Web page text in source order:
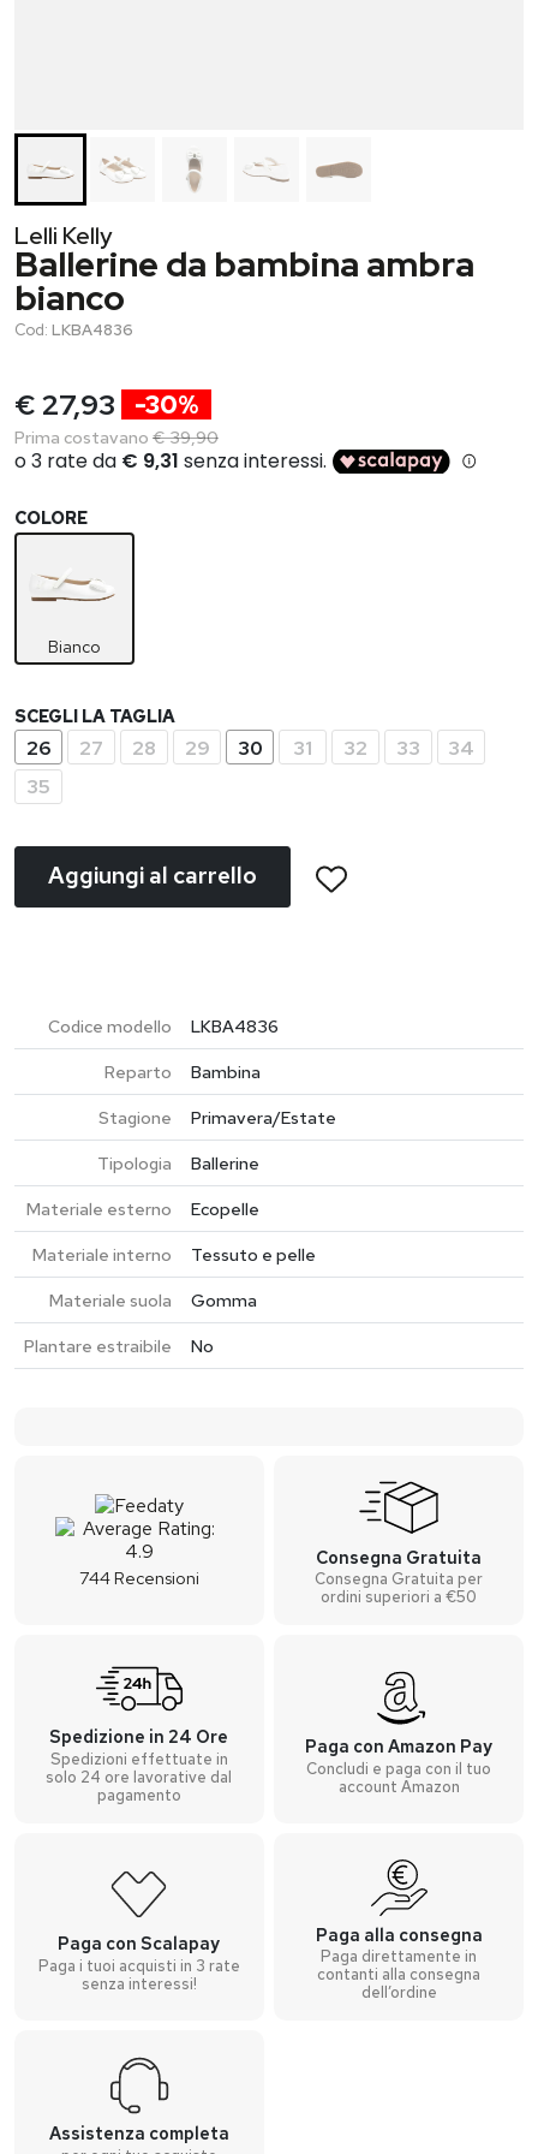
Lelli Kelly
Ballerine da bambina ambra
bianco
Cod: LKBA4836
€ 27,93 -30%
Prima costavano € 39,90
COLORE
Bianco
SCEGLI LA TAGLIA
26 27 28 29 30 31 32 33
34
35
Aggiungi al carrello
Codice modello
LKBA4836
Reparto
Bambina
Stagione
Primavera/Estate
Tipologia
Ballerine
Materiale esterno
Ecopelle
Materiale interno
Tessuto e pelle
Materiale suola
Gomma
Plantare estraibile
No
744Recensioni
Consegna Gratuita
Consegna Gratuita per
ordini superiori a €50
Spedizione in 24 Ore
Spedizioni effettuate in
solo 24 ore lavorative dal
pagamento
Paga con Amazon Pay
Concludi e paga con il tuo
account Amazon
Paga con Scalapay
Paga i tuoi acquisti in 3 rate
senza interessi!
Paga alla consegna
Paga direttamente in
contanti alla consegna
dell’ordine
Assistenza completa